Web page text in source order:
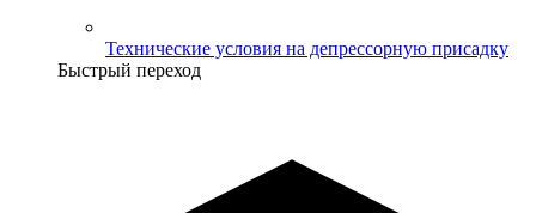
Технические условия на депрессорную присадку
Быстрый переход